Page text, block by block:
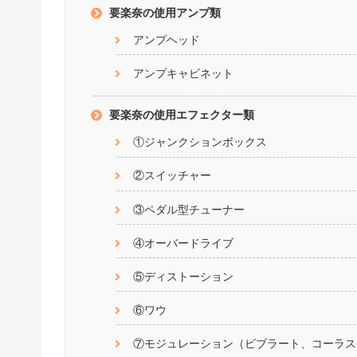
要楽奈の使用アンプ類
アンプヘッド
アンプキャビネット
要楽奈の使用エフェクター類
①ジャンクションボックス
②スイッチャー
③ペダル型チューナー
④オーバードライブ
⑤ディストーション
⑥ワウ
⑦モジュレーション（ビブラート、コーラ